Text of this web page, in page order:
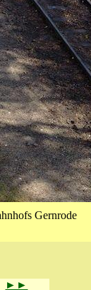
Gern­rode
►►